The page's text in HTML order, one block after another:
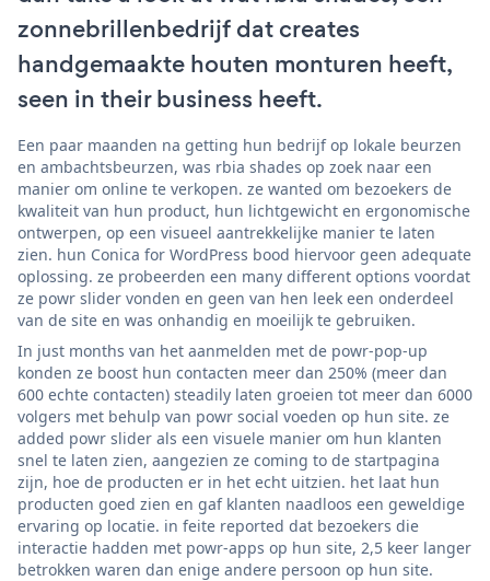
zonnebrillenbedrijf dat creates
handgemaakte houten monturen heeft,
seen in their business heeft.
Een paar maanden na getting hun bedrijf op lokale beurzen
en ambachtsbeurzen, was rbia shades op zoek naar een
manier om online te verkopen. ze wanted om bezoekers de
kwaliteit van hun product, hun lichtgewicht en ergonomische
ontwerpen, op een visueel aantrekkelijke manier te laten
zien. hun Conica for WordPress bood hiervoor geen adequate
oplossing. ze probeerden een many different options voordat
ze powr slider vonden en geen van hen leek een onderdeel
van de site en was onhandig en moeilijk te gebruiken.
In just months van het aanmelden met de powr-pop-up
konden ze boost hun contacten meer dan 250% (meer dan
600 echte contacten) steadily laten groeien tot meer dan 6000
volgers met behulp van powr social voeden op hun site. ze
added powr slider als een visuele manier om hun klanten
snel te laten zien, aangezien ze coming to de startpagina
zijn, hoe de producten er in het echt uitzien. het laat hun
producten goed zien en gaf klanten naadloos een geweldige
ervaring op locatie. in feite reported dat bezoekers die
interactie hadden met powr-apps op hun site, 2,5 keer langer
betrokken waren dan enige andere persoon op hun site.